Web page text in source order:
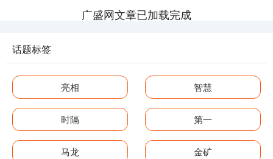
广盛网文章已加载完成
话题标签
亮相 智慧
时隔 第一
马龙 金矿